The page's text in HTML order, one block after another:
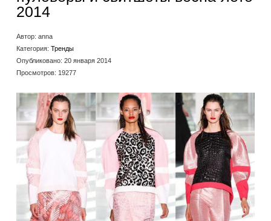
2014
Автор: anna
Категория: Тренды
Опубликовано: 20 января 2014
Просмотров: 19277